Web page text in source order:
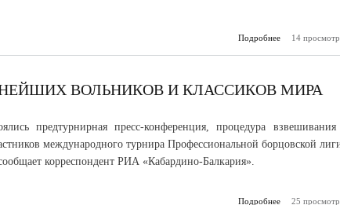
Подробнее о 14
ВОЛЬНИКОВ И КЛАССИКОВ МИРА
предтурнирная пресс-конференция, процедура
международного турнира Профессиональной борцовской
корреспондент РИА «Кабардино-Балкария».
Подробнее
о Нальчик
25